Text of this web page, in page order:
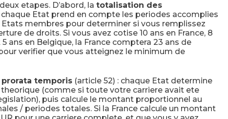
etapes. D’abord, la totalisation des
Etat prend en compte les periodes accomplies
membres pour determiner si vous remplissez
de droits. Si vous avez cotise 10 ans en France, 8
ans en Belgique, la France comptera 23 ans de
verifier que vous atteignez le minimum de
temporis(article 52) : chaque Etat determine
(comme si toute votre carriere avait ete
puis calcule le montant proportionnel au
/ periodes totales. Si la France calcule un montant